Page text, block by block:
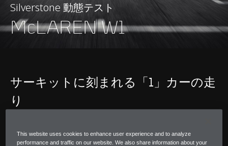
Silverstone 動態テスト
McLAREN W1
サーキットに刻まれる「1」カーの走
り
McLaren W1が実力を証明します。
This website uses cookies to enhance user experience and to analyze
performance and traffic on our website. We also share information about your